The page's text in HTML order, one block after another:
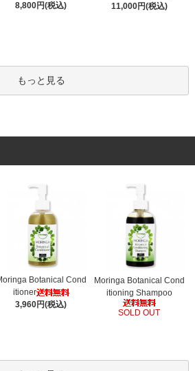
8,800円(税込)
11,000円(税込)
もっと見る
Botanical Cond
itioner
3,960円(税込)
Moringa Botanical Cond
itioning Shampoo
SOLD OUT